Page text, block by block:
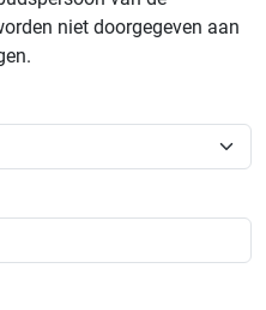
niet doorgegeven aan